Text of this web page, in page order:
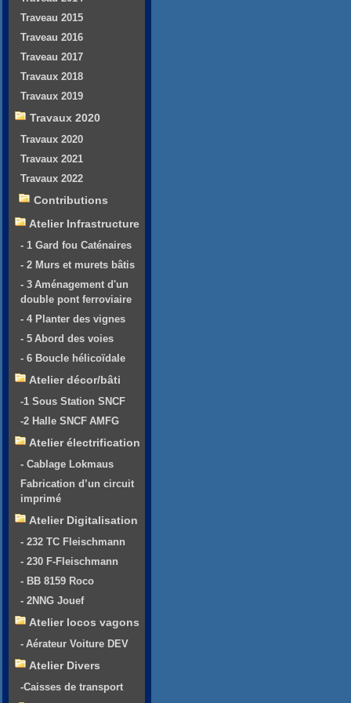
Traveau 2015
Traveau 2016
Traveau 2017
Travaux 2018
Travaux 2019
Travaux 2020
Travaux 2020
Travaux 2021
Travaux 2022
Contributions
Atelier Infrastructure
- 1 Gard fou Caténaires
- 2 Murs et murets bâtis
- 3 Aménagement d'un
double pont ferroviaire
- 4 Planter des vignes
- 5 Abord des voies
- 6 Boucle hélicoïdale
Atelier décor/bâti
-1 Sous Station SNCF
-2 Halle SNCF AMFG
Atelier électrification
- Cablage Lokmaus
Fabrication d’un circuit
imprimé
Atelier Digitalisation
- 232 TC Fleischmann
- 230 F-Fleischmann
- BB 8159 Roco
- 2NNG Jouef
Atelier locos vagons
- Aérateur Voiture DEV
Atelier Divers
-Caisses de transport